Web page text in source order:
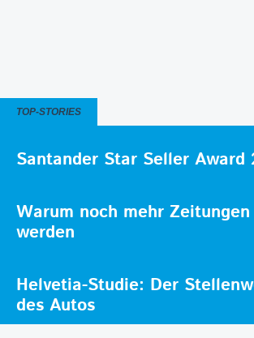
TOP-STORIES
Santander Star Seller Award
Warum noch mehr
werden
Helvetia-Studie: Der
des Autos